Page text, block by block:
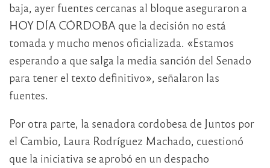
baja, ayer fuentes cercanas al bloque aseguraron a
HOY DÍA CÓRDOBA que la decisión no está
tomada y mucho menos oficializada. «Estamos
esperando a que salga la media sanción del Senado
para tener el texto definitivo», señalaron las
fuentes.
Por otra parte, la senadora cordobesa de Juntos por
el Cambio, Laura Rodríguez Machado, cuestionó
que la iniciativa se aprobó en un despacho